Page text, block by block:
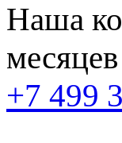
Наша
месяцев
+7 499